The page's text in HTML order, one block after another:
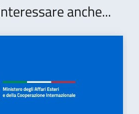
anche...